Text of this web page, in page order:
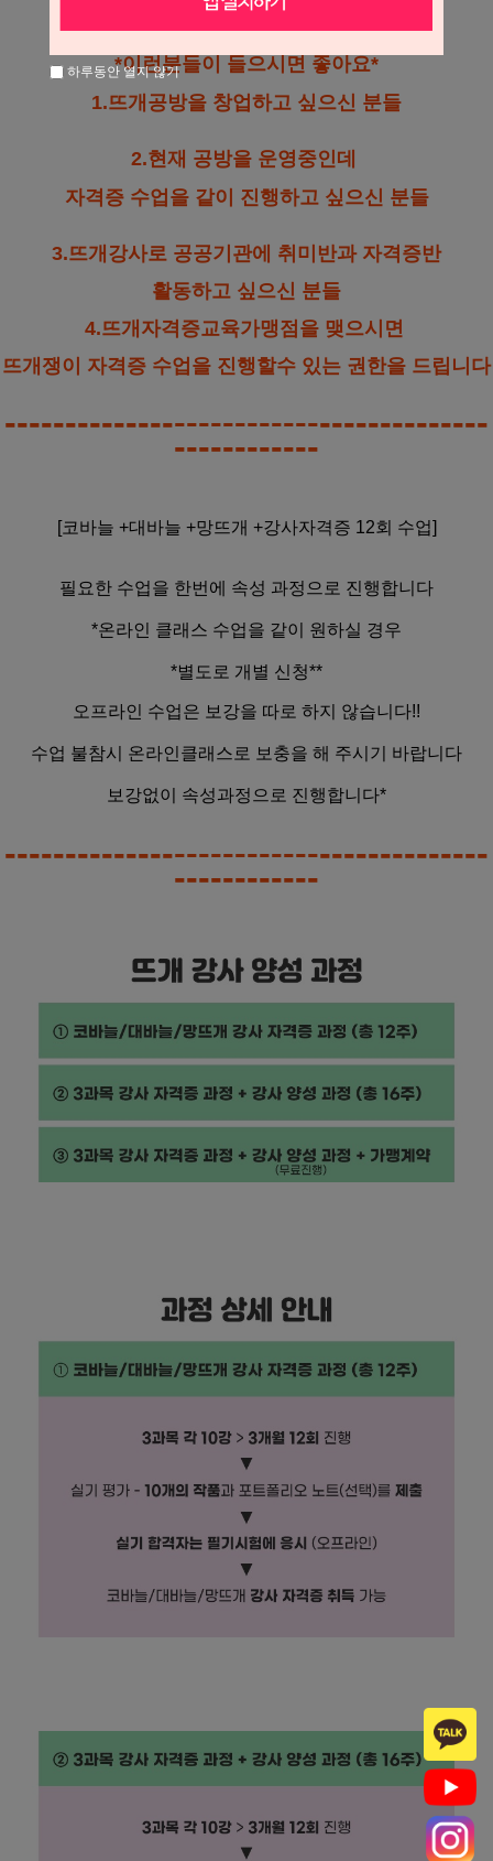
*이런분들이 들으시면 좋아요*
1.뜨개공방을 창업하고 싶으신 분들
2.현재 공방을 운영중인데
자격증 수업을 같이 진행하고 싶으신 분들
3.뜨개강사로 공공기관에 취미반과 자격증반
활동하고 싶으신 분들
4.뜨개자격증교육가맹점을 맺으시면
뜨개쟁이 자격증 수업을 진행할수 있는 권한을 드립니다
----------------------------------------
------------
[코바늘 +대바늘 +망뜨개 +강사자격증 12회 수업]
필요한 수업을 한번에 속성 과정으로 진행합니다
*온라인 클래스 수업을 같이 원하실 경우
*별도로 개별 신청**
오프라인 수업은 보강을 따로 하지 않습니다!!
수업 불참시 온라인클래스로 보충을 해 주시기 바랍니다
보강없이 속성과정으로 진행합니다*
----------------------------------------
------------
하루동안 열지 않기